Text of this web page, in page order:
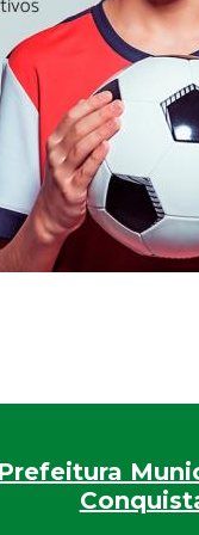
Prefeitura